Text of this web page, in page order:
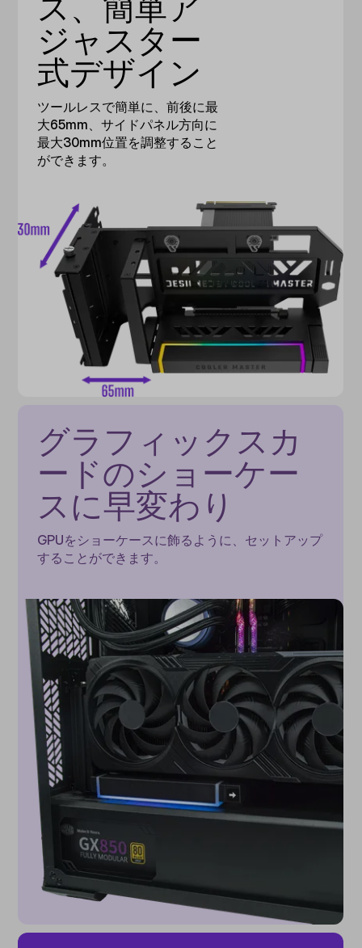
ジャスター
式デザイン
ツールレスで簡単に、前後に最
大65mm、サイドパネル方向に
最大30mm位置を調整すること
ができます。
グラフィックスカ
ードのショーケー
スに早変わり
GPUをショーケースに飾るように、セットアップ
することができます。